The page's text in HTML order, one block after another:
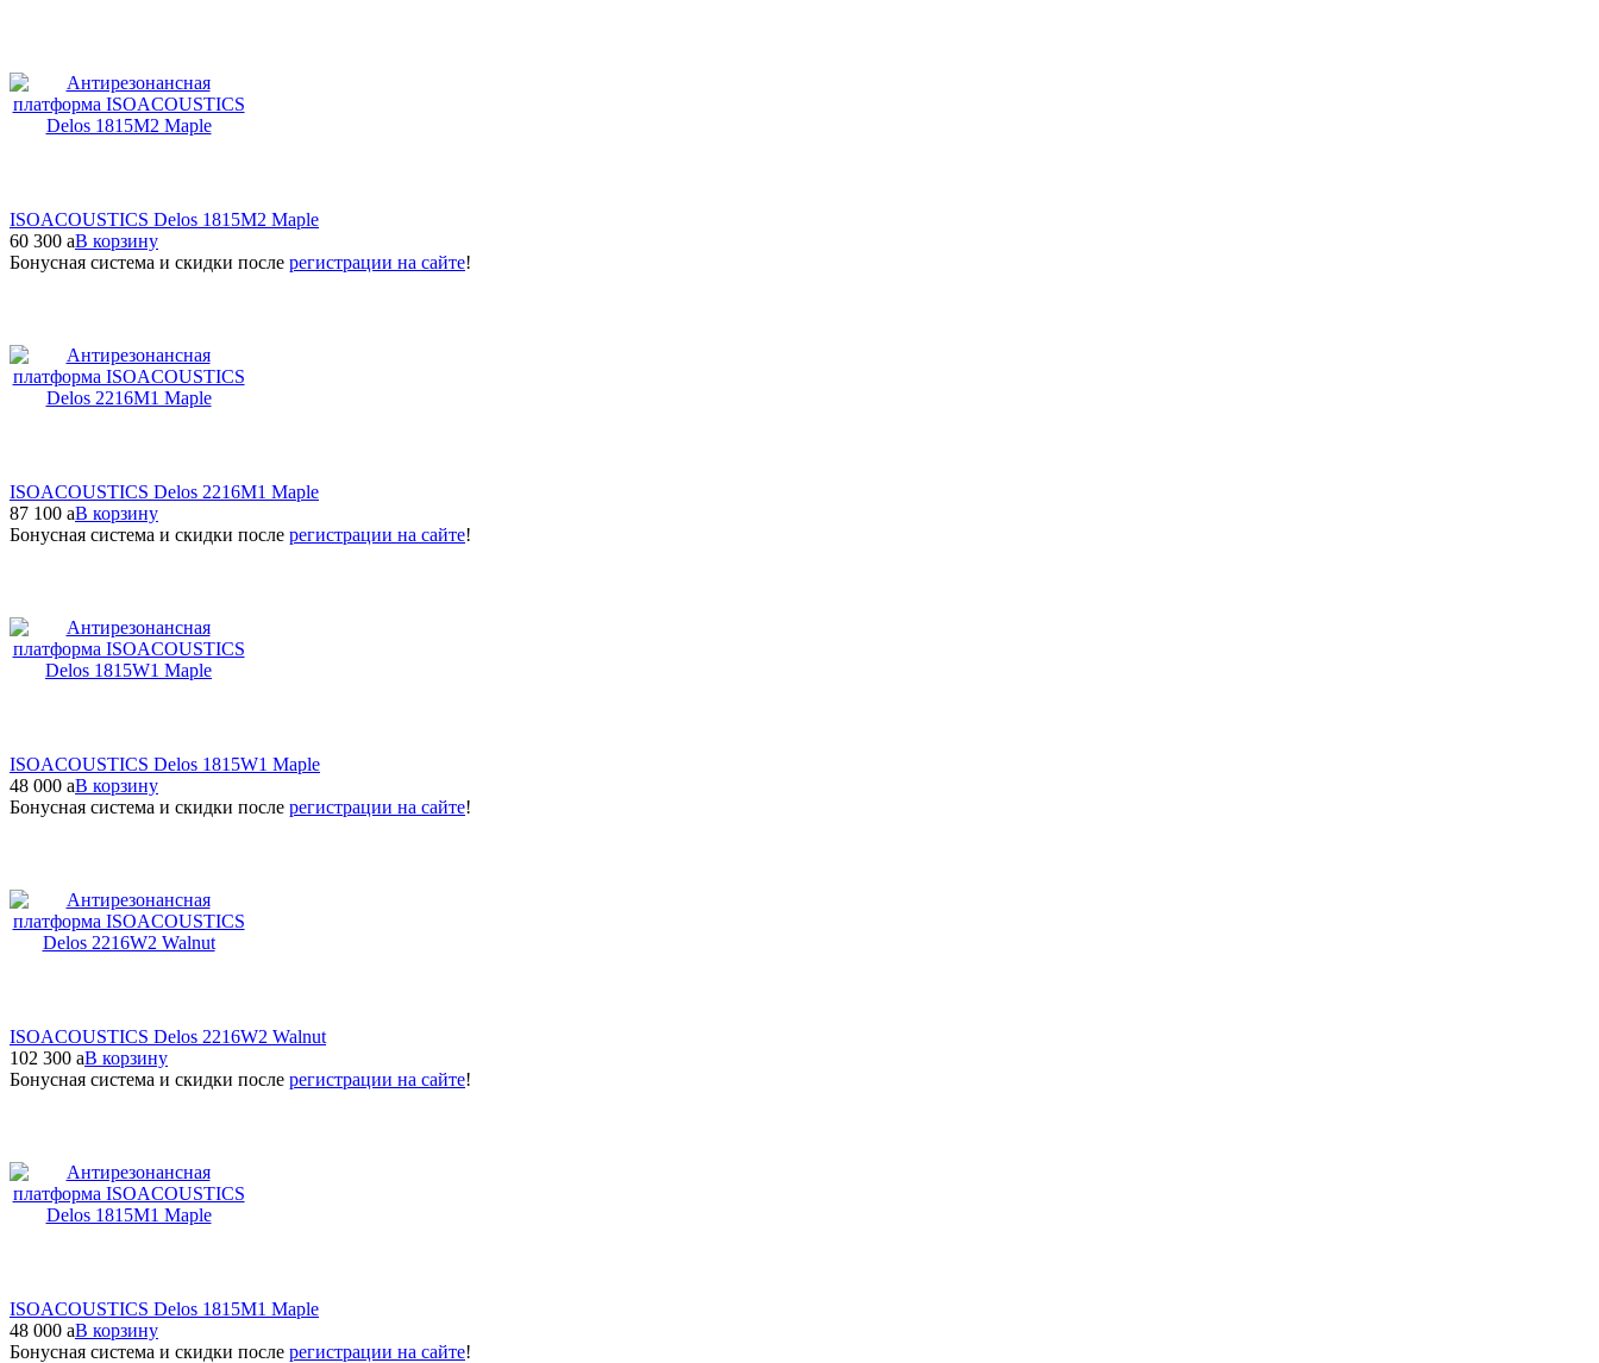
ISOACOUSTICS Delos 1815M2 Maple
60 300 aВ корзину
Бонусная система и скидки после регистрации на сайте!
ISOACOUSTICS Delos 2216M1 Maple
87 100 aВ корзину
Бонусная система и скидки после регистрации на сайте!
ISOACOUSTICS Delos 1815W1 Maple
48 000 aВ корзину
Бонусная система и скидки после регистрации на сайте!
ISOACOUSTICS Delos 2216W2 Walnut
102 300 aВ корзину
Бонусная система и скидки после регистрации на сайте!
ISOACOUSTICS Delos 1815M1 Maple
48 000 aВ корзину
Бонусная система и скидки после регистрации на сайте!